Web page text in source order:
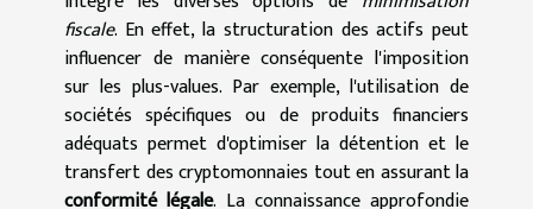
fiscale. En effet, la structuration des actifs peut
influencer de manière conséquente l'imposition
sur les plus-values. Par exemple, l'utilisation de
sociétés spécifiques ou de produits financiers
adéquats permet d'optimiser la détention et le
transfert des cryptomonnaies tout en assurant la
conformité légale. La connaissance approfondie